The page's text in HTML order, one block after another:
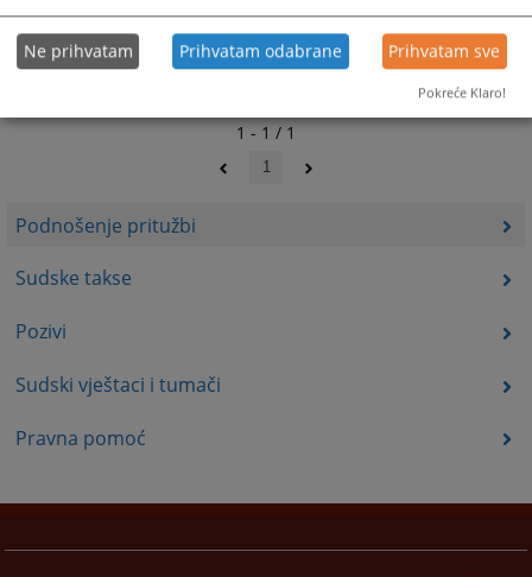
Podnošenje pritužbi
Sudske takse
Pozivi
Sudski vještaci i tumači
Pravna pomoć
1 - 1 / 1
1
Ne prihvatam Prihvatam odabrane Prihvatam sve
Pokreće Klaro!